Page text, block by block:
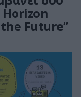
Horizon
Future”